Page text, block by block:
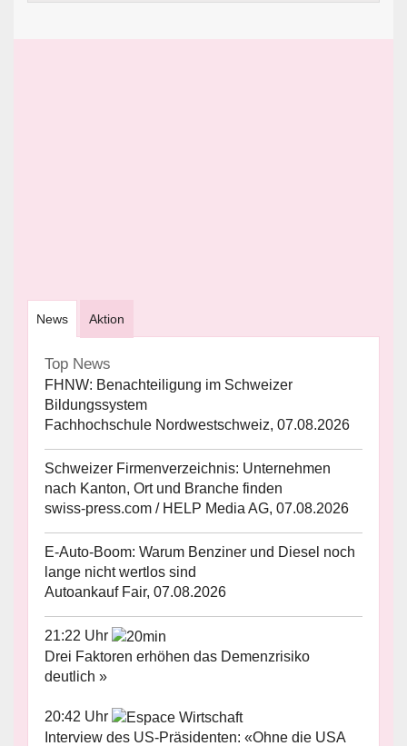
News Aktion
Top News
FHNW: Benachteiligung im Schweizer
Bildungssystem
Fachhochschule Nordwestschweiz, 07.08.2026
Schweizer Firmenverzeichnis: Unternehmen
nach Kanton, Ort und Branche finden
swiss-press.com / HELP Media AG, 07.08.2026
E-Auto-Boom: Warum Benziner und Diesel noch
lange nicht wertlos sind
Autoankauf Fair, 07.08.2026
21:22 Uhr
Drei Faktoren erhöhen das Demenzrisiko
deutlich »
20:42 Uhr
Interview des US-Präsidenten: «Ohne die USA